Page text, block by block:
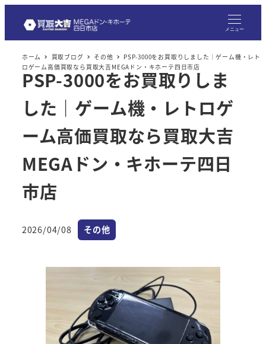
メニュー
ホーム 買取ブログ その他
PSP-3000をお買取りしました｜ゲーム機・レト
ロゲーム高価買取なら買取大吉MEGAドン・キホーテ四日市店
PSP-3000をお買取りしま
した｜ゲーム機・レトロゲ
ーム高価買取なら買取大吉
MEGAドン・キホーテ四日
市店
投稿日
2026/04/08 カテゴリー
その他